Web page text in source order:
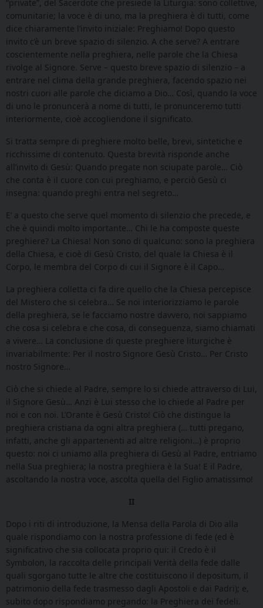
“private”, del Sacerdote che presiede la Liturgia: sono collettive,
comunitarie; la voce è di uno, ma la preghiera è di tutti, come
dice chiaramente l’invito iniziale: Preghiamo! Dopo questo
invito c’è un breve spazio di silenzio. A che serve? A entrare
coscientemente nella preghiera, nelle parole che la Chiesa
rivolge al Signore. Serve – questo breve spazio di silenzio – a
entrare nel clima della grande preghiera, facendo spazio nei
nostri cuori alle parole che diciamo a Dio… Così, quando la voce
di uno le pronuncerà a nome di tutti, le pronunceremo tutti
interiormente, cioè accogliendone il significato.
Si tratta sempre di preghiere molto belle, brevi, sintetiche e
ricchissime di contenuto. Questa brevità risponde anche
all’invito di Gesù: Quando pregate non sciupate parole… Ciò
che conta è il cuore con cui preghiamo, e perciò Gesù ci
insegna: quando preghi entra nel segreto…
E’ a questo che serve quel momento di silenzio che precede, e
che è quindi molto importante… Chi le ha composte queste
preghiere? La Chiesa! Non sono di qualcuno: sono la preghiera
della Chiesa, e cioè di Gesù Cristo, del quale la Chiesa è il
Corpo, le membra del Corpo di cui il Signore è il Capo…
La preghiera colletta ci fa dire quello che la Chiesa percepisce
del Mistero che si celebra… Se noi interiorizziamo le parole
della preghiera, se le facciamo nostre davvero, noi sappiamo
che cosa si celebra e che cosa, di conseguenza, siamo chiamati
a vivere… La conclusione di queste preghiere liturgiche è
invariabilmente: Per il nostro Signore Gesù Cristo… Per Cristo
nostro Signore…
Ciò che si chiede al Padre, sempre lo si chiede attraverso di Lui,
il Signore Gesù… Anzi è Lui stesso che lo chiede al Padre per
noi e con noi. L’Orante è Gesù Cristo! Ciò che distingue la
preghiera cristiana da ogni altra preghiera (… tutti pregano,
infatti, anche gli appartenenti ad altre religioni…) è proprio
questo: noi ci uniamo alla preghiera di Gesù al Padre, entriamo
nella Sua preghiera; la nostra preghiera è la Sua! E il Padre,
ascoltando la nostra voce, ascolta quella del Figlio amatissimo!
II
Dopo i riti di introduzione, la Mensa della Parola di Dio alla
quale rispondiamo con la nostra professione di fede (ed è
significativo che sia collocata proprio qui: il Credo è il
Symbolon, la raccolta delle principali Verità della fede dalle
quali sgorgano tutte le altre che costituiscono il depositum, il
patrimonio della fede trasmesso dagli Apostoli e dai Padri); e,
subito dopo rispondiamo pregando: la Preghiera dei fedeli.